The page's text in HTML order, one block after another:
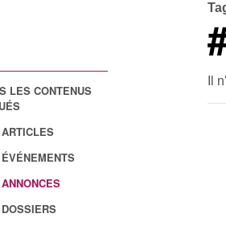
LES CONTENUS
Il